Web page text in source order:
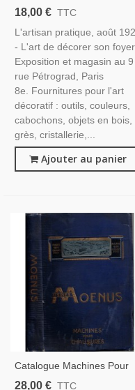
Décoration D'objets D'art
Août 1928 - Antiquités,
Objets D'art, Époque 1900
18,00 € TTC
L'artisan pratique, août
- L'art de décorer son
Exposition et magasin au 9
rue Pétrograd, Paris
8e. Fournitures pour l'art
décoratif : outils, couleurs,
cabochons, objets en bois,
grès, cristallerie,...
Ajouter au panier
Catalogue Machines Pour
Chaussures Usines Moenus,
28,00 € TTC